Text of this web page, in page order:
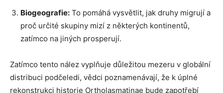
Biogeografie: To pomáhá vysvětlit, jak druhy migrují a
proč určité skupiny mizí z některých kontinentů,
zatímco na jiných prosperují.
Zatímco tento nález vyplňuje důležitou mezeru v globální
distribuci podčeledi, vědci poznamenávají, že k úplné
rekonstrukci historie Ortholasmatinae bude zapotřebí